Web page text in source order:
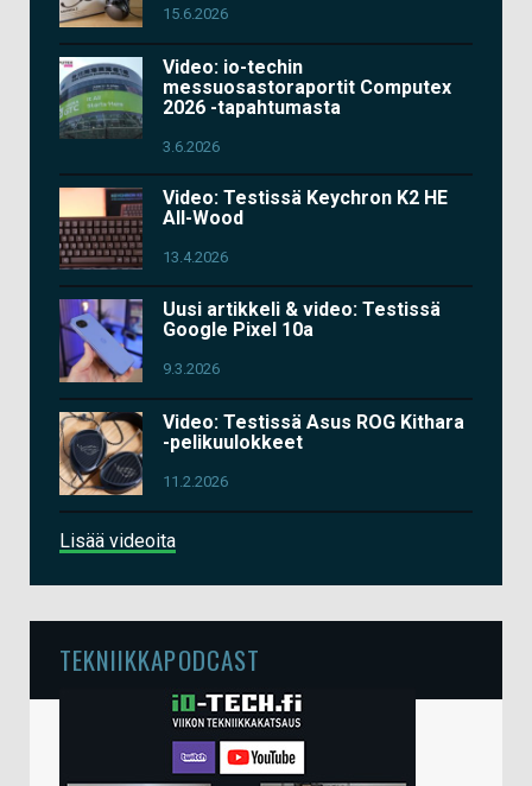
15.6.2026
Video: io-techin
messuosastoraportit Computex
2026 -tapahtumasta
3.6.2026
Video: Testissä Keychron K2 HE
All-Wood
13.4.2026
Uusi artikkeli & video: Testissä
Google Pixel 10a
9.3.2026
Video: Testissä Asus ROG Kithara
-pelikuulokkeet
11.2.2026
Lisää videoita
TEKNIIKKAPODCAST